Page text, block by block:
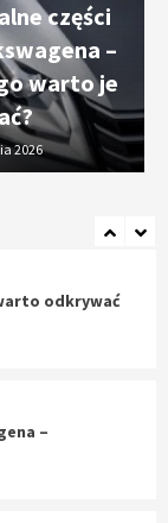
części
–
warto je
2026
pracę
– jak
odkrywać
–